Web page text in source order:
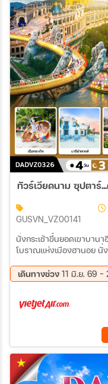
GUSVN_VZ00141
นั่งกระเช้าขึ้นยอดเขาบา
โบราณแห่งเมืองฮานอย นั่
เดินทางช่วง 11 มิ.ย. 69 -
20 ส.ค. 69 - 23 ส.ค. 69
02 ต.ค. 69 - 05 ต.ค. 69
08 ต.ค. 69 - 11 ต.ค. 69
16 ต.ค. 69 - 19 ต.ค. 69